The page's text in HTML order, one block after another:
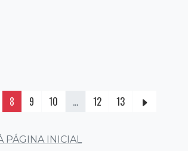
8 9 10 ... 12 13
PÁGINA INICIAL